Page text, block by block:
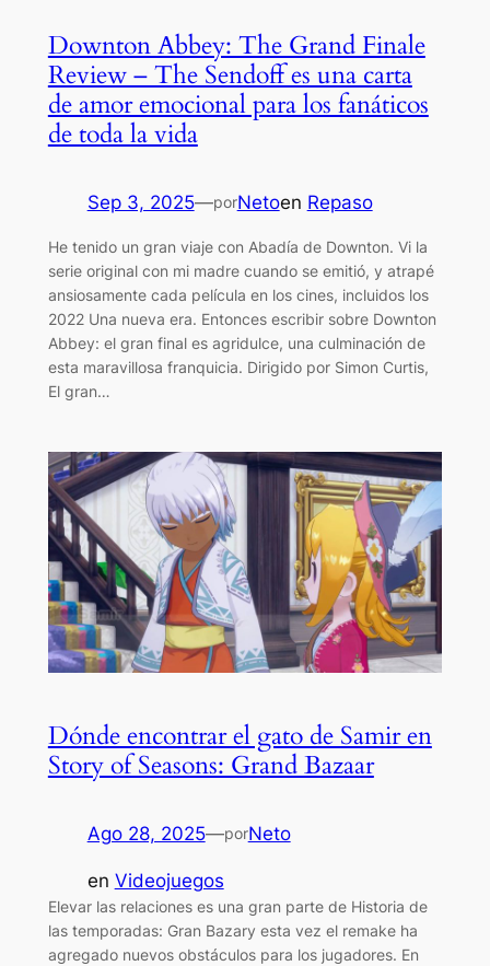
Downton Abbey: The Grand Finale
Review – The Sendoff es una carta
de amor emocional para los fanáticos
de toda la vida
Sep 3, 2025—porNetoen Repaso
He tenido un gran viaje con Abadía de Downton. Vi la
serie original con mi madre cuando se emitió, y atrapé
ansiosamente cada película en los cines, incluidos los
2022 Una nueva era. Entonces escribir sobre Downton
Abbey: el gran final es agridulce, una culminación de
esta maravillosa franquicia. Dirigido por Simon Curtis,
El gran…
Dónde encontrar el gato de Samir en
Story of Seasons: Grand Bazaar
Ago 28, 2025—porNeto
en Videojuegos
Elevar las relaciones es una gran parte de Historia de
las temporadas: Gran Bazary esta vez el remake ha
agregado nuevos obstáculos para los jugadores. En